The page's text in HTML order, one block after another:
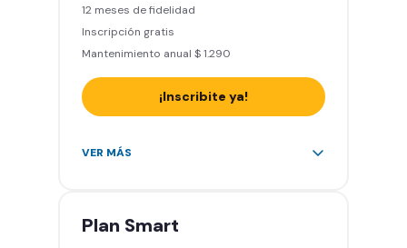
Acceso ilimitado a todas las
sedes del país y Latinoamérica
Invitá a tus amigos a entrenar - 5
pases mensuales
Acceso a sillones de masaje
12 meses de fidelidad
Inscripción gratis
Mantenimiento anual $ 1.290
¡Inscribite ya!
Área de peso libre, peso
donde estés
VER MÁS
Plan Smart